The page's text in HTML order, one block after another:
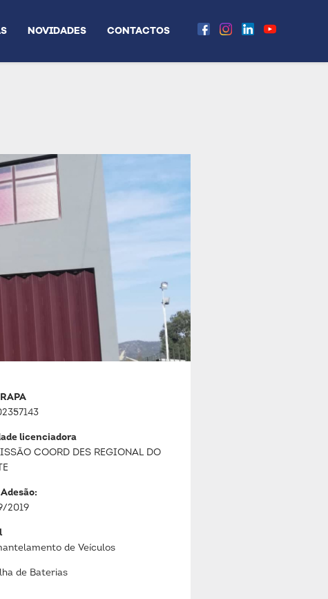
NOVIDADES CONTACTOS
licenciadora
COORD DES REGIONAL DO
2019
de Veículos
de Baterias